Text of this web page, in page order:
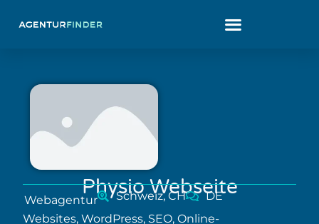
Physio Webseite
Webagentur Schweiz, CH
DE
Websites, WordPress, SEO, Online-